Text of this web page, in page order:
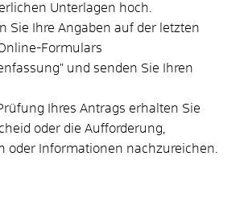
Unterlagen hoch.
Sie Ihre Angaben auf der letzten
Formulars
und senden Sie Ihren
Ihres Antrags erhalten Sie
oder die Aufforderung,
oder Informationen nachzureichen.